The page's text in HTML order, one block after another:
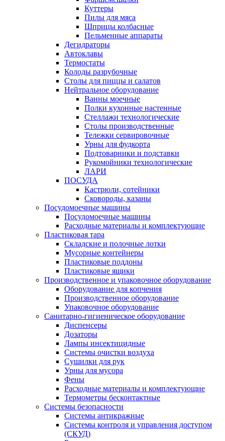
Куттеры
Пилы для мяса
Шприцы колбасные
Пельменные аппараты
Дегидраторы
Автоклавы
Термостаты
Колоды разрубочные
Столы для пиццы и салатов
Нейтральное оборудование
Ванны моечные
Полки кухонные настенные
Стеллажи технологические
Столы производственные
Тележки сервировочные
Урны для фудкорта
Подтоварники и подставки
Рукомойники технологические
ЛАРИ
ПОСУДА
Кастрюли, сотейники
Сковороды, казаны
Посудомоечные машины
Посудомоечные машины
Расходные материалы и комплектующие
Пластиковая тара
Складские и полочные лотки
Мусорные контейнеры
Пластиковые поддоны
Пластиковые ящики
Производственное и упаковочное оборудование
Оборудование для копчения
Производственное оборудование
Упаковочное оборудование
Санитарно-гигиеническое оборудование
Диспенсеры
Дозаторы
Лампы инсектицидные
Системы очистки воздуха
Сушилки для рук
Урны для мусора
Фены
Расходные материалы и комплектующие
Термометры бесконтактные
Системы безопасности
Системы антикражные
Системы контроля и управления доступом
(СКУД)